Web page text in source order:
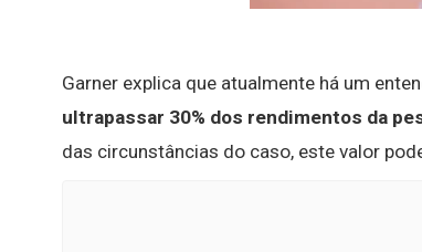
Garner explica que atualmente há um
ultrapassar 30% dos rendimentos da
das circunstâncias do caso, este valor